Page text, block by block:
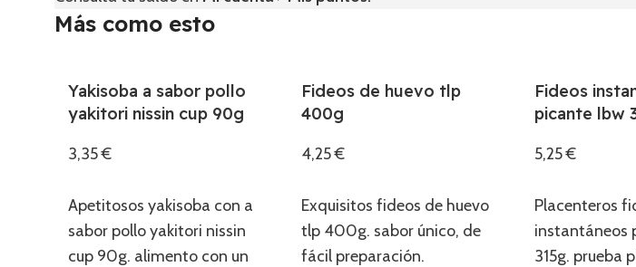
Más como esto
Yakisoba a sabor pollo
yakitori nissin cup 90g
3,35€
Apetitosos yakisoba con a
sabor pollo yakitori nissin
cup 90g. alimento con un
Fideos de huevo tlp
400g
4,25€
Exquisitos fideos de huevo
tlp 400g. sabor único, de
fácil preparación.
Fideos
picante lbw
5,25€
Placenteros
instantáneos
315g. prueba